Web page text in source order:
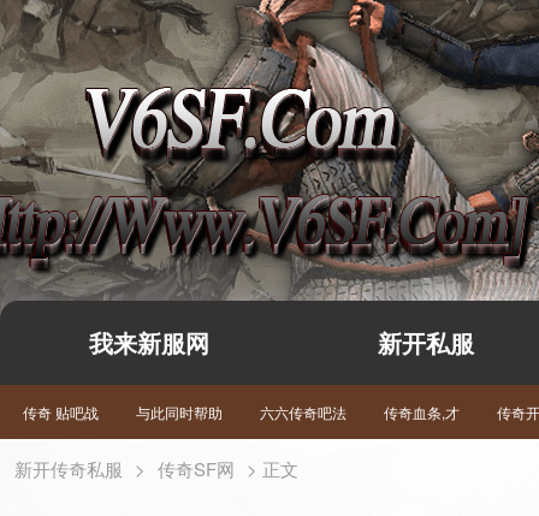
我来新服网 新开私服
传奇 贴吧战 与此同时帮助 六六传奇吧法 传奇血条,才 传奇
新开传奇私服 > 传奇SF网 > 正文